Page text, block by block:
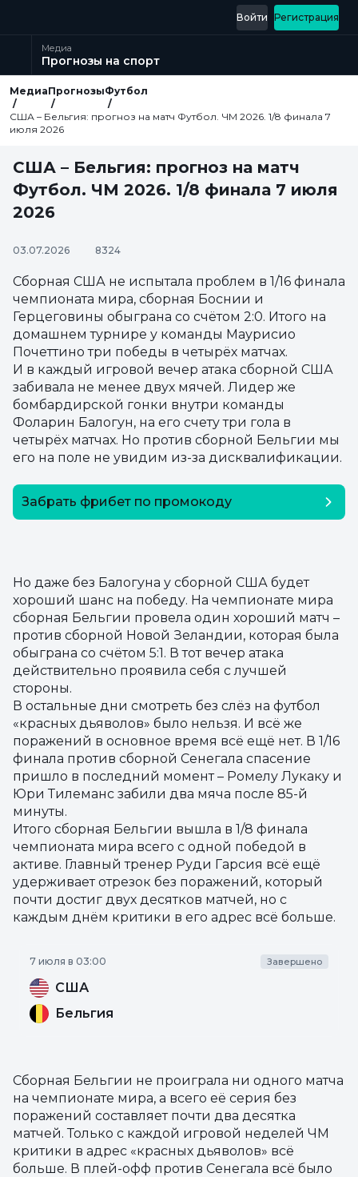
Регистрация
Войти
Медиа
Прогнозы на спорт
МедиаПрогнозыФутбол
США – Бельгия: прогноз на матч Футбол. ЧМ 2026. 1/8 финала 7
июля 2026
США – Бельгия: прогноз на матч
Футбол. ЧМ 2026. 1/8 финала 7 июля
2026
03.07.2026 8324
Сборная США не испытала проблем в 1/16 финала
чемпионата мира, сборная Боснии и
Герцеговины обыграна со счётом 2:0. Итого на
домашнем турнире у команды Маурисио
Почеттино три победы в четырёх матчах.
И в каждый игровой вечер атака сборной США
забивала не менее двух мячей. Лидер же
бомбардирской гонки внутри команды
Фоларин Балогун, на его счету три гола в
четырёх матчах. Но против сборной Бельгии мы
его на поле не увидим из-за дисквалификации.
Забрать фрибет по промокоду
SEOSECRET
Но даже без Балогуна у сборной США будет
хороший шанс на победу. На чемпионате мира
сборная Бельгии провела один хороший матч –
против сборной Новой Зеландии, которая была
обыграна со счётом 5:1. В тот вечер атака
действительно проявила себя с лучшей
стороны.
В остальные дни смотреть без слёз на футбол
«красных дьяволов» было нельзя. И всё же
поражений в основное время всё ещё нет. В 1/16
финала против сборной Сенегала спасение
пришло в последний момент – Ромелу Лукаку и
Юри Тилеманс забили два мяча после 85-й
минуты.
Итого сборная Бельгии вышла в 1/8 финала
чемпионата мира всего с одной победой в
активе. Главный тренер Руди Гарсия всё ещё
удерживает отрезок без поражений, который
почти достиг двух десятков матчей, но с
каждым днём критики в его адрес всё больше.
7 июля в 03:00 Завершено
США
Бельгия
Сборная Бельгии не проиграла ни одного матча
на чемпионате мира, а всего её серия без
поражений составляет почти два десятка
матчей. Только с каждой игровой неделей ЧМ
критики в адрес «красных дьяволов» всё
больше. В плей-офф против Сенегала всё было